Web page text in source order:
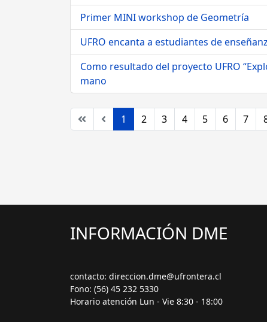
Primer MINI workshop de Geometría
UFRO encanta a estudiantes de
Como resultado del proyecto UFRO
mano
1 2 3 4 5 6 7
INFORMACIÓN DME
contacto: direccion.dme@ufrontera.cl
Fono: (56) 45 232 5330
Horario atención Lun - Vie 8:30 - 18:00